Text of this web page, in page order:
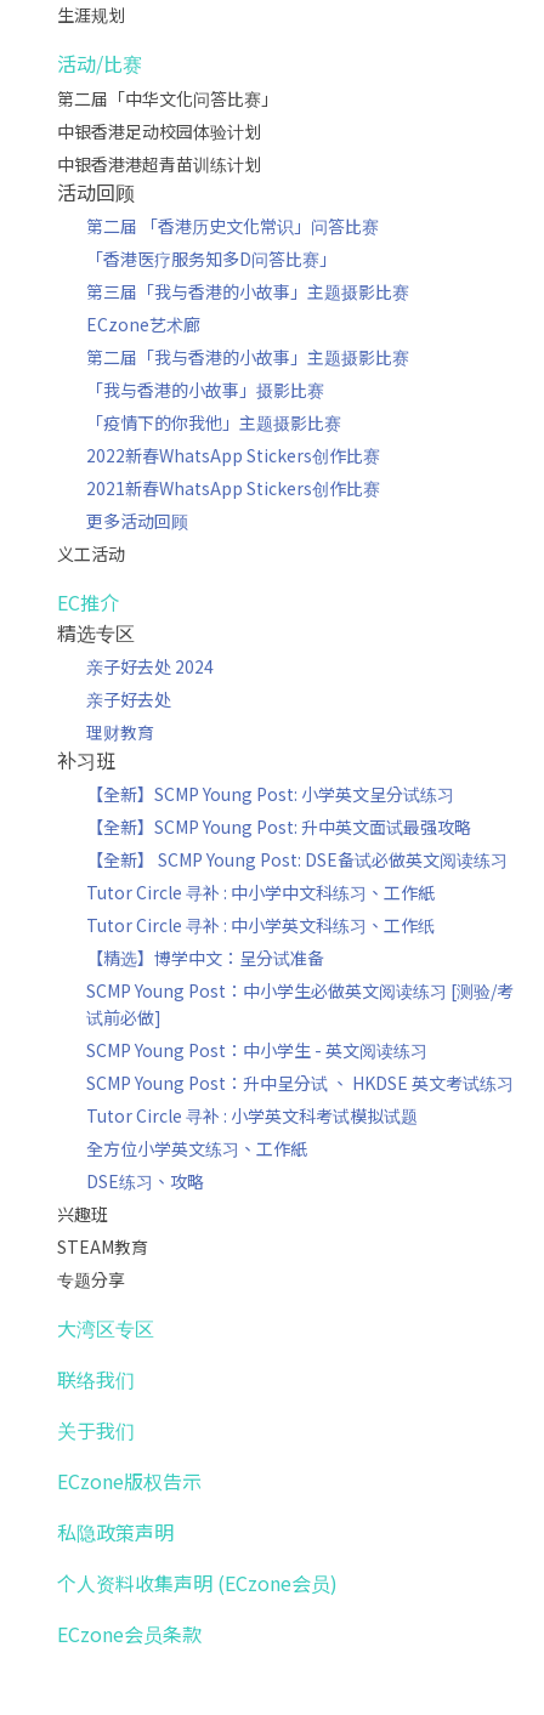
生涯规划
活动/比赛
第二届「中华文化问答比赛」
中银香港足动校园体验计划
中银香港港超青苗训练计划
活动回顾
第二届 「香港历史文化常识」问答比赛
「香港医疗服务知多D问答比赛」
第三届「我与香港的小故事」主题摄影比赛
ECzone艺术廊
第二届「我与香港的小故事」主题摄影比赛
「我与香港的小故事」摄影比赛
「疫情下的你我他」主题摄影比赛
2022新春WhatsApp Stickers创作比赛
2021新春WhatsApp Stickers创作比赛
更多活动回顾
义工活动
EC推介
精选专区
亲子好去处 2024
亲子好去处
理财教育
补习班
【全新】SCMP Young Post: 小学英文呈分试练习
【全新】SCMP Young Post: 升中英文面试最强攻略
【全新】 SCMP Young Post: DSE备试必做英文阅读练习
Tutor Circle 寻补 : 中小学中文科练习、工作紙
Tutor Circle 寻补 : 中小学英文科练习、工作纸
【精选】博学中文：呈分试准备
SCMP Young Post：中小学生必做英文阅读练习 [测验/考
试前必做]
SCMP Young Post：中小学生 - 英文阅读练习
SCMP Young Post：升中呈分试 、 HKDSE 英文考试练习
Tutor Circle 寻补 : 小学英文科考试模拟试题
全方位小学英文练习、工作紙
DSE练习、攻略
兴趣班
STEAM教育
专题分享
大湾区专区
联络我们
关于我们
ECzone版权告示
私隐政策声明
个人资料收集声明 (ECzone会员)
ECzone会员条款